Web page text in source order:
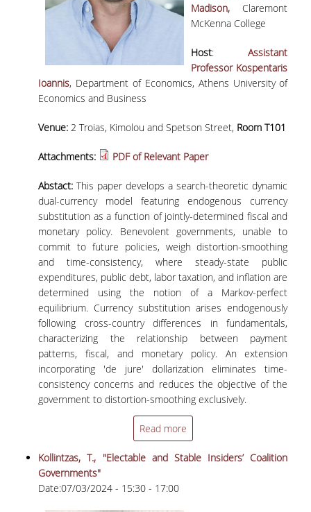
ΣΥΣΤΗΜΑ ΔΙΔΑΣΚΑΛΙΑΣ ΚΑΙ ΕΞΕΤΑΣΕΩΝ
ΥΠΟΣΤΗΡΙΞΗ ΣΠΟΥΔΩΝ
ΔΙΠΛΩΜΑΤΙΚΗ ΕΡΓΑΣΙΑ
ΟΔΗΓΙΕΣ ΓΙΑ ΤΗ ΣΥΜΜΕΤΟΧΗ
ΣΤΟ ΜΑΘΗΜΑ «ΣΕΜΙΝΑΡΙΟ ΚΑΙ
ΔΙΠΛΩΜΑΤΙΚΗ ΕΡΓΑΣΙΑ»
ΥΠΟΔΕΙΓΜΑΤΑ ΣΥΓΓΡΑΦΗΣ
ΔΙΠΛΩΜΑΤΙΚΩΝ ΕΡΓΑΣΙΩΝ
ΣΕΜΙΝΑΡΙΑ ΒΙΒΛΙΟΘΗΚΗΣ ΟΠΑ
ΓΙΑ ΤΗ ΔΙΠΛΩΜΑΤΙΚΗ ΕΡΓΑΣΙΑ
ΣΤΟ ΔΕΟΣ
ΠΡΑΚΤΙΚΗ ΑΣΚΗΣΗ
ΓΕΝΙΚΕΣ ΠΛΗΡΟΦΟΡΙΕΣ
ΟΡΟΙ, ΠΡΟΫΠΟΘΕΣΕΙΣ,
ΧΡΗΜΑΤΟΔΟΤΗΣΗ
ΚΑΝΟΝΙΣΜΟΣ
ΕΠΙΚΟΙΝΩΝΙΑ
ΠΡΟΓΡΑΜΜΑ ERASMUS+
Madison, Claremont
McKenna College
Host:Assistant
Professor Kospentaris
Ioannis, Department of Economics, Athens University of
Economics and Business
Venue: 2 Troias, Kimolou and Spetson Street, Room T101
Attachments: PDF of Relevant Paper
Abstact:This paper develops a search-theoretic dynamic
dual-currency model featuring endogenous currency
substitution as a function of jointly-determined fiscal and
monetary policy. Benevolent governments, unable to
commit to future policies, weigh distortion-smoothing
and time-consistency, where steady-state public
expenditures, public debt, labor taxation, and inflation are
determined using the notion of a Markov-perfect
equilibrium. Currency substitution arises endogenously
following cross-country differences in fundamentals,
characterizing the relationship between payment
patterns, fiscal, and monetary policy. An extension
incorporating 'de jure' dollarization eliminates time-
consistency concerns and reduces the objective of the
government to distortion-smoothing exclusively.
Read more
Kollintzas, T., "Electable and Stable Insiders’ Coalition
Governments"
Date:07/03/2024 - 15:30 - 17:00